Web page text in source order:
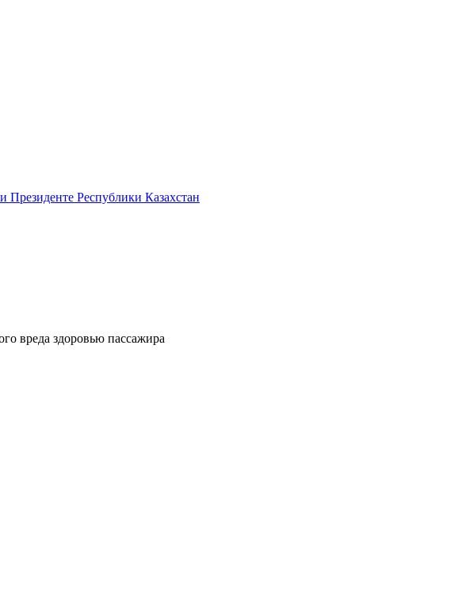
Республики Казахстан
вреда здоровью пассажира